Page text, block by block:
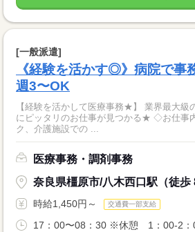
[一般派遣]
《経験を活かす◎》病院で
週3〜OK
【経験を活かして医療事務★】 業界最大級
にピッタリのお仕事が見つかる★ ◇お仕事内容◇ 病院やクリニッ
ク、介護施設での ...
医療事務・調剤事務
奈良県橿原市/八木西口駅（徒歩
時給1,450円～ 交通費一部支給
17：00〜08：30 ※休憩 1：00-2：